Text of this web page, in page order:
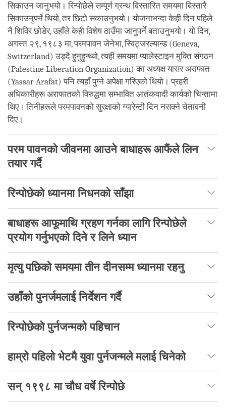
सिकाउन जानुभयो। रिन्पोछेले सम्पूर्ण ग्रन्थ विस्तारित समयमा बिस्तारै
सिकाउनुपर्ने थियो, तर छिटो सकाउनुभयो। योजनाभन्दा केही दिन पहिले
नै शिविर छोडेर, उहाँले केही विशेष ठाउँमा जानुपर्ने बताउनुभयो। यो दिन,
अगस्त २९, १९८३ मा, परमपावन जेनेभा, स्विट्जरल्यान्ड (Geneva,
Switzerland) उड्दै हुनुहुन्थ्यो, त्यही समयमा प्यालेस्टाइन मुक्ति संगठन
(Palestine Liberation Organization) का अध्यक्ष यासर अराफात
(Yassar Arafat) पनि त्यहाँ पुग्ने अपेक्षा गरिएको थियो। प्रहरी
अधिकारीहरू अराफातको विरुद्धमा सम्भावित आतंकवादी कार्यको चिन्तामा
थिए। तिनीहरूले परमपावनको सुरक्षाको ग्यारेन्टी दिन नसक्ने चेतावनी
दिए।
परम पावनको जीवनमा आउने बाधाहरू आफैंले लिन
तयार गर्दै
रिन्पोछेको ध्यानमा निधनको साँझा
बाधाहरू आफूमाथि ग्रहण गर्नका लागि रिन्पोछेले
प्रयोग गर्नुभएको दिने र लिने ध्यान
मृत्यु पछिको समयमा तीन दीनसम्म ध्यानमा रहनु
उहाँको पुनर्जमलाई निर्देशन गर्दै
रिन्पोछेको पुर्नजन्मको पहिचान
हाम्रो पहिलो भेटमै युवा पुर्नजन्मले मलाई चिनेको
सन् १९९८ मा चौध वर्षे रिन्पोछे